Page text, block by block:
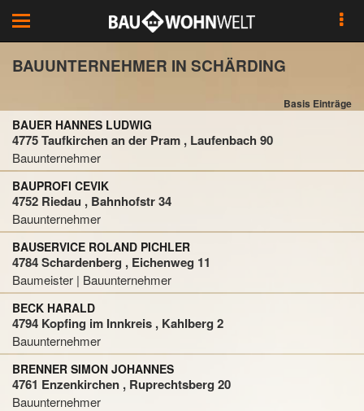
Toggle
navigation
BAUUNTERNEHMER IN SCHÄRDING
Basis Einträge
BAUER HANNES LUDWIG
4775 Taufkirchen an der Pram , Laufenbach 90
Bauunternehmer
BAUPROFI CEVIK
4752 Riedau , Bahnhofstr 34
Bauunternehmer
BAUSERVICE ROLAND PICHLER
4784 Schardenberg , Eichenweg 11
Baumeister | Bauunternehmer
BECK HARALD
4794 Kopfing im Innkreis , Kahlberg 2
Bauunternehmer
BRENNER SIMON JOHANNES
4761 Enzenkirchen , Ruprechtsberg 20
Bauunternehmer